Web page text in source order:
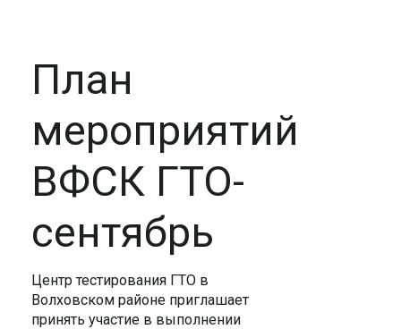
План
мероприятий
ВФСК ГТО-
сентябрь
Центр тестирования ГТО в
Волховском районе приглашает
принять участие в выполнении